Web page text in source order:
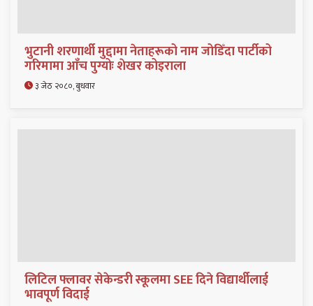
भुटानी शरणार्थी मुद्दामा नेताहरूको नाम जोडिँदा पार्टीको
गरिमामा आँच पुग्योः शेखर कोइराला
३ जेठ २०८०, बुधवार
लिटिल फ्लावर सेकेन्डरी स्कूलमा SEE दिने विद्यार्थीलाई
भावपूर्ण विदाई